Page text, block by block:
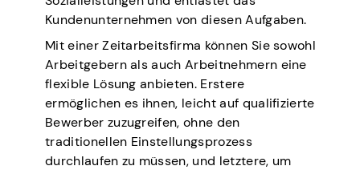
Kundenunternehmen von diesen Aufgaben.
Mit einer Zeitarbeitsfirma können Sie sowohl
Arbeitgebern als auch Arbeitnehmern eine
flexible Lösung anbieten. Erstere
ermöglichen es ihnen, leicht auf qualifizierte
Bewerber zuzugreifen, ohne den
traditionellen Einstellungsprozess
durchlaufen zu müssen, und letztere, um